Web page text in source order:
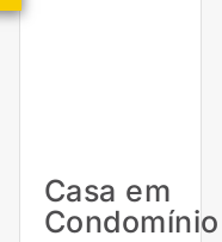
Casa em
Condomínio